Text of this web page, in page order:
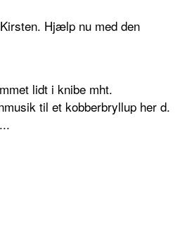
Hjælp nu med den
lidt i knibe mht.
til et kobberbryllup her d.